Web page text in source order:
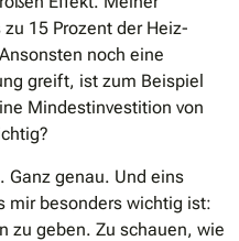
15 Prozent der Heiz-
noch eine
greift, ist zum Beispiel
Mindestinvestition von
Ganz genau. Und eins
mir besonders wichtig ist:
zu geben. Zu schauen, wie